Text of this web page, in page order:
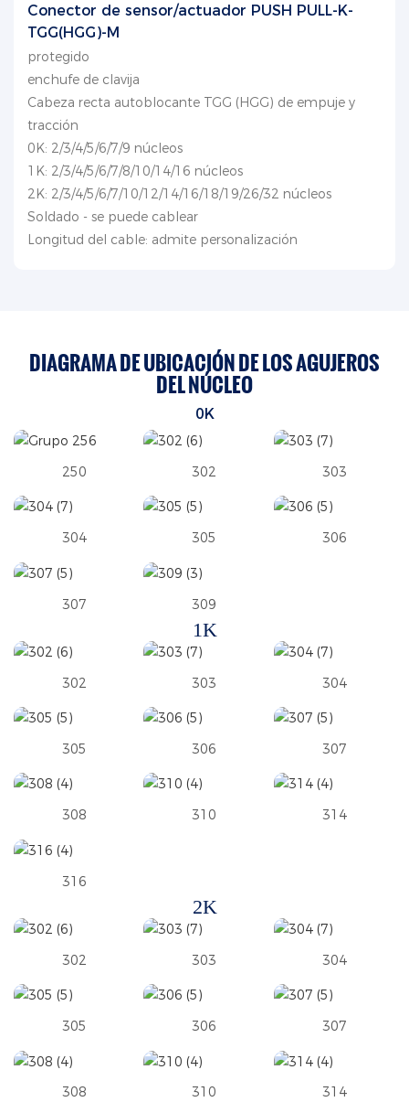
Conector de sensor/actuador PUSH PULL-K-
TGG(HGG)-M
protegido
enchufe de clavija
Cabeza recta autoblocante TGG (HGG) de empuje y
tracción
0K: 2/3/4/5/6/7/9 núcleos
1K: 2/3/4/5/6/7/8/10/14/16 núcleos
2K: 2/3/4/5/6/7/10/12/14/16/18/19/26/32 núcleos
Soldado - se puede cablear
Longitud del cable: admite personalización
DIAGRAMA DE UBICACIÓN DE LOS AGUJEROS
DEL NÚCLEO
0K
250 302 303
304 305 306
307 309
1K
302 303 304
305 306 307
308 310 314
316
2K
302 303 304
305 306 307
308 310 314